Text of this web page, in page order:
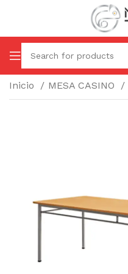
Inicio MESA CASINO